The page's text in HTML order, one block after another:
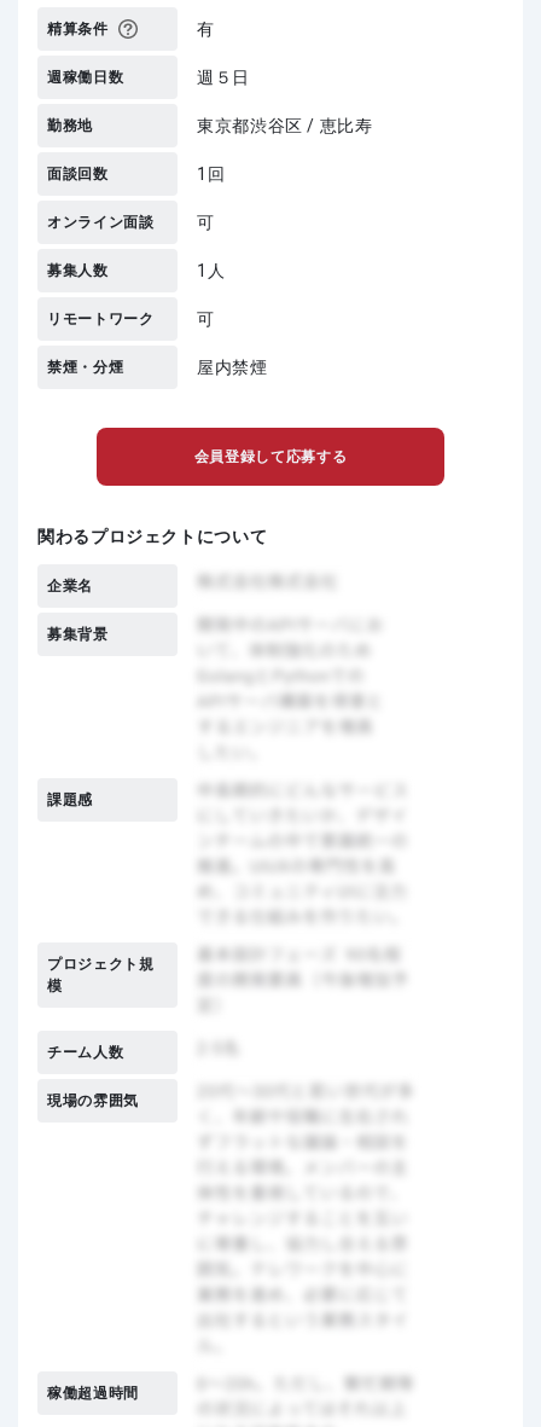
精算条件 有
週稼働日数 週５日
勤務地 東京都渋谷区 / 恵比寿
面談回数 1回
オンライン面談 可
募集人数 1人
リモートワーク 可
禁煙・分煙 屋内禁煙
会員登録して応募する
関わるプロジェクトについて
企業名
募集背景
課題感
プロジェクト規
模
チーム人数
現場の雰囲気
稼働超過時間